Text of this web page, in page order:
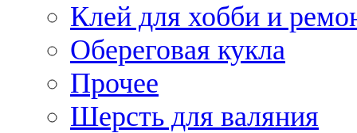
Клей для хобби и
Обереговая кукла
Прочее
Шерсть для валяния